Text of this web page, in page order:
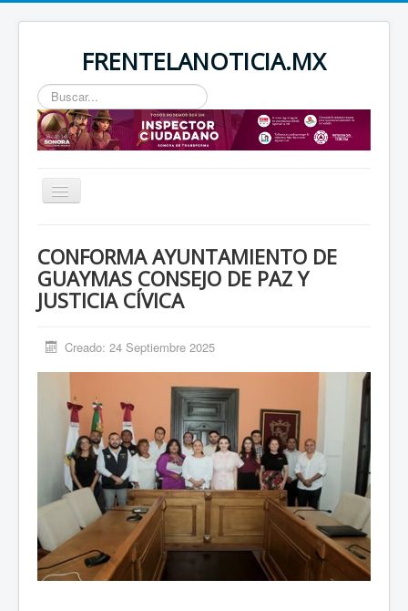
FRENTELANOTICIA.MX
Buscar...
Toggle
ESTATAL
SEGURIDAD
CONFORMA AYUNTAMIENTO DE
GUAYMAS CONSEJO DE PAZ Y
JUSTICIA CÍVICA
Creado: 24 Septiembre 2025